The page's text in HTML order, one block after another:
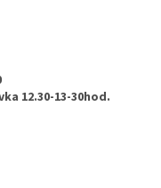
12.30-13-30hod.